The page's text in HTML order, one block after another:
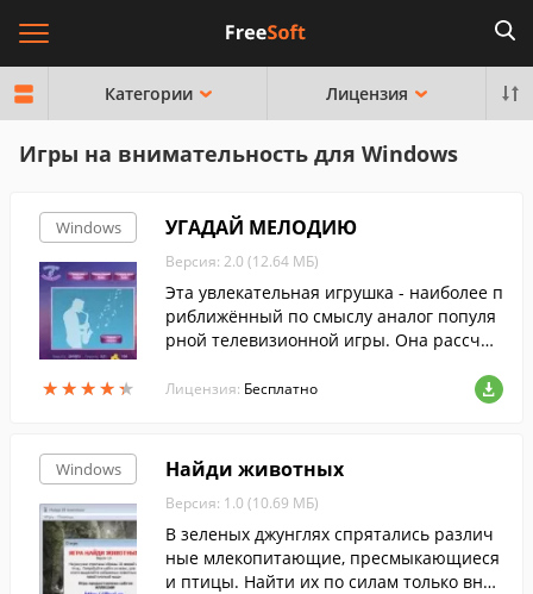
Категории Лицензия
Игры на внимательность для Windows
Windows
★★★★★
★★★★★
УГАДАЙ МЕЛОДИЮ
Версия: 2.0 (12.64 МБ)
Эта увлекательная игрушка - наиболее п
риближённый по смыслу аналог популя
рной телевизионной игры. Она рассчит
вкусов, возрастов и поколений. Залогом
успеха и главным качеством игрока явл
Лицензия: Бесплатно
Windows Найди животных
Версия: 1.0 (10.69 МБ)
В зеленых джунглях спрятались различ
ные млекопитающие, пресмыкающиеся
и птицы. Найти их по силам только вни